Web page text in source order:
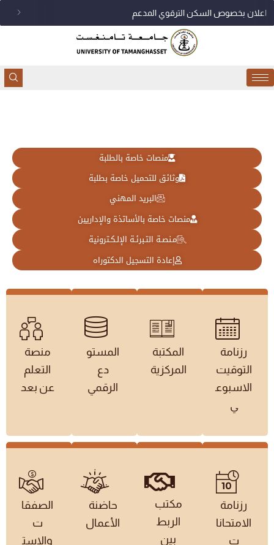
اعلان بخصوص السكن الترقوي المدعم
منصات خاصة بالطلبة
وثائق للتحميل خاصة بطلبة
البريد المهني
منصات خاصة بالأساتذة والإداريين
مـنصـة التـبرئـة الإلـكـترونية
إعادة التسجيل الدكتوراه
رزنامة
التوقيت
الاسبوع
ي
المكتبة
المركزية
المستو
دع
الرقمي
منصة
التعلم
عن بعد
رزنامة
الامتحانا
ت
مكتب
الربط
بين
حاضنة
الأعمال
الصفقا
ت
والاست